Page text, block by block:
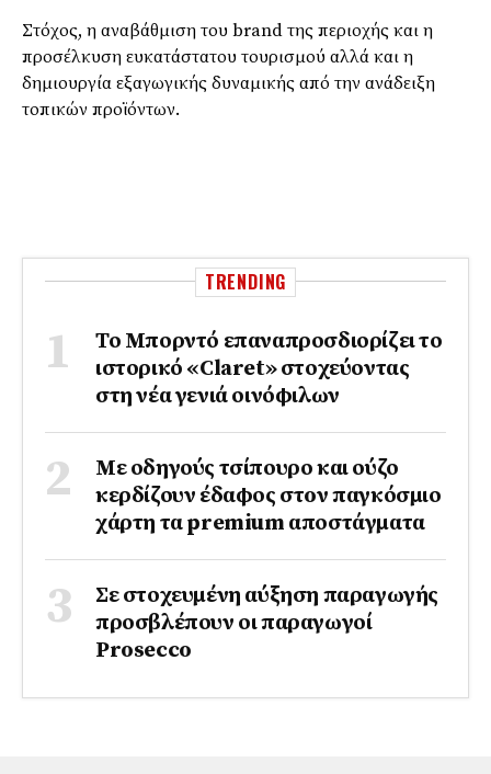
Στόχος, η αναβάθμιση του brand της περιοχής και η
προσέλκυση ευκατάστατου τουρισμού αλλά και η
δημιουργία εξαγωγικής δυναμικής από την ανάδειξη
τοπικών προϊόντων.
TRENDING
Το Μπορντό επαναπροσδιορίζει το
ιστορικό «Claret» στοχεύοντας
στη νέα γενιά οινόφιλων
Με οδηγούς τσίπουρο και ούζο
κερδίζουν έδαφος στoν παγκόσμιο
χάρτη τα premium αποστάγματα
Σε στοχευμένη αύξηση παραγωγής
προσβλέπουν οι παραγωγοί
Prosecco